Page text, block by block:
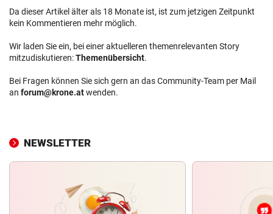
Da dieser Artikel älter als 18 Monate ist, ist zum jetzigen Zeitpunkt
kein Kommentieren mehr möglich.
Wir laden Sie ein, bei einer aktuelleren themenrelevanten Story
mitzudiskutieren:Themenübersicht.
Bei Fragen können Sie sich gern an das Community-Team per Mail
an forum@krone.atwenden.
NEWSLETTER